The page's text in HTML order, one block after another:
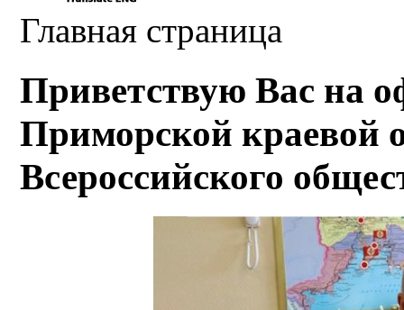
Главная страница
Приветствую Вас на
Приморской краевой
Всероссийского